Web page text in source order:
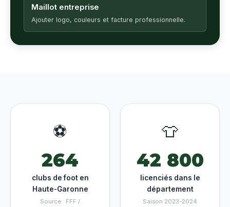
Maillot entreprise
Ajouter logo, couleurs et facture professionnelle.
⚽
264
clubs de foot en
Haute-Garonne
Source : FFF /
👕
42 800
licenciés dans le
département
Saison 2023-2024